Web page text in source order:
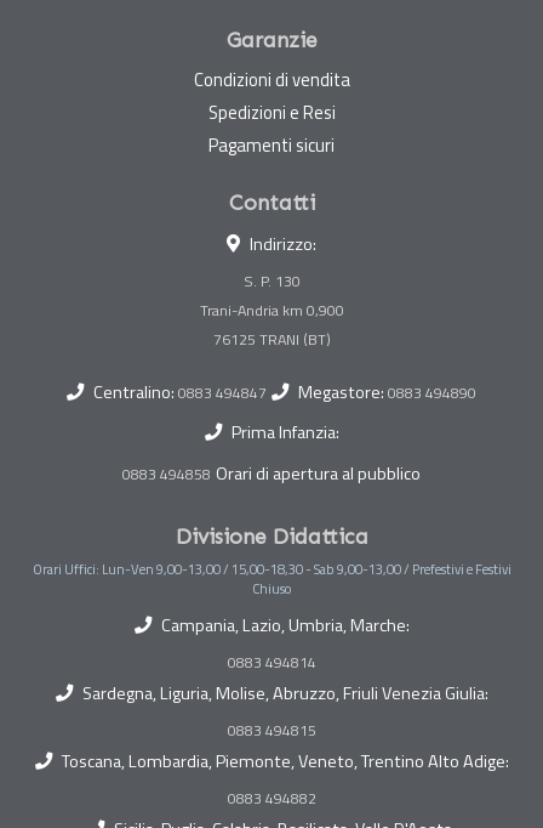
Garanzie
Condizioni di vendita
Spedizioni e Resi
Pagamenti sicuri
Contatti
Indirizzo:
S. P. 130
Trani-Andria km 0,900
Centralino: 0883 494847 Megastore: 0883 494890
Prima Infanzia:
0883 494858 Orari di apertura al pubblico
Divisione Didattica
Orari Uffici: Lun-Ven 9,00-13,00 / 15,00-18,30 - Sab 9,00-13,00 / Prefestivi e Festivi
Chiuso
Campania, Lazio, Umbria, Marche:
0883 494814
Sardegna, Liguria, Molise, Abruzzo, Friuli Venezia Giulia:
0883 494815
Toscana, Lombardia, Piemonte, Veneto, Trentino Alto Adige:
0883 494882